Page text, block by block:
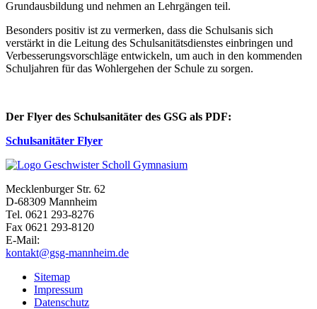
Grundausbildung und nehmen an Lehr­gängen teil.
Besonders positiv ist zu vermerken, dass die Schulsanis sich
verstärkt in die Leitung des Schulsanitätsdienstes einbringen und
Verbesserungsvorschläge entwickeln, um auch in den kommenden
Schuljahren für das Wohlergehen der Schule zu sorgen.
Der Flyer des Schulsanitäter des GSG als PDF:
Schulsanitäter Flyer
Mecklenburger Str. 62
D-68309 Mannheim
Tel. 0621 293-8276
Fax 0621 293-8120
E-Mail:
kontakt@gsg-mannheim.de
Sitemap
Impressum
Datenschutz